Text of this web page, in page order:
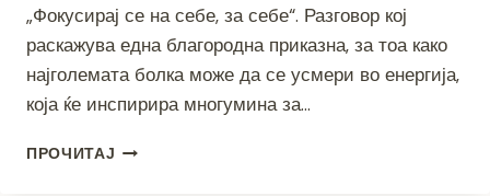
„Фокусирај се на себе, за себе“. Разговор кој
раскажува една благородна приказна, за тоа како
најголемата болка може да се усмери во енергија,
која ќе инспирира многумина за…
ПРОЧИТАЈ ИНТЕРВЈУ